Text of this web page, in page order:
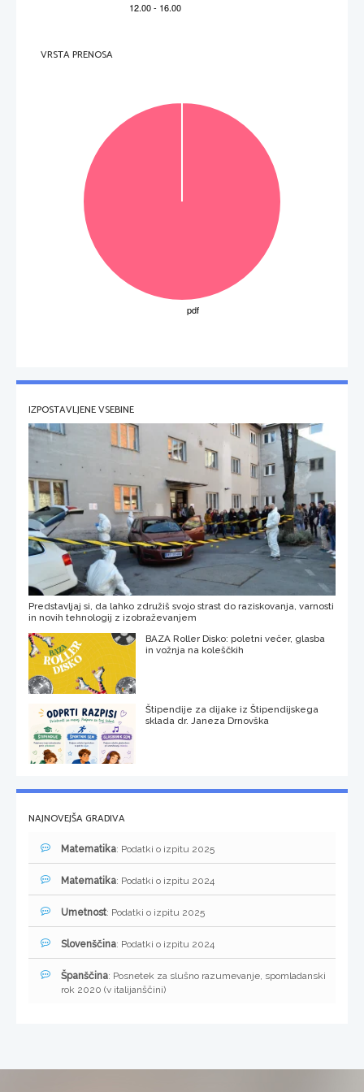
Trabajará cada día en diferentes turnos.
VRSTA PRENOSA
IZPOSTAVLJENE VSEBINE
Predstavljaj si, da lahko združiš svojo strast do raziskovanja, varnosti
in novih tehnologij z izobraževanjem
BAZA Roller Disko: poletni večer, glasba
in vožnja na koleščkih
Štipendije za dijake iz Štipendijskega
sklada dr. Janeza Drnovška
NAJNOVEJŠA GRADIVA
Matematika: Podatki o izpitu 2025
Matematika: Podatki o izpitu 2024
Umetnost: Podatki o izpitu 2025
Slovenščina: Podatki o izpitu 2024
Španščina: Posnetek za slušno razumevanje, spomladanski
rok 2020 (v italijanščini)